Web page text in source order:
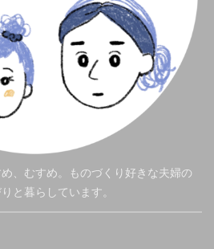
、むすめ。ものづくり好きな夫婦の
と暮らしています。